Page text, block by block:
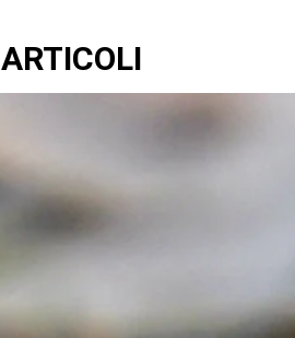
ARTICOLI